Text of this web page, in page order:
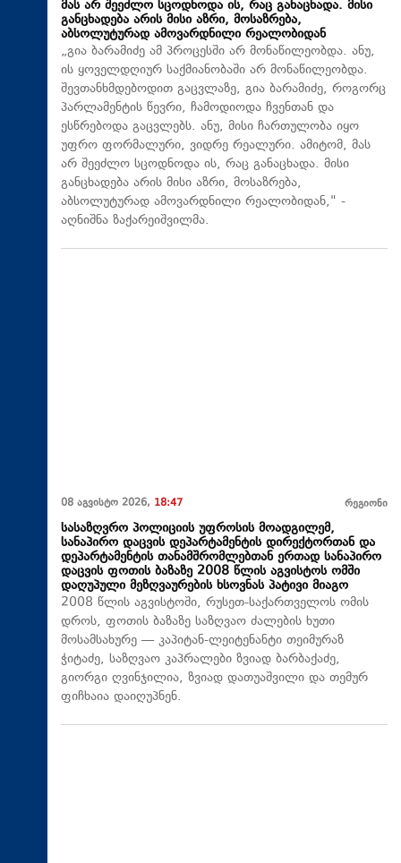
მას არ შეეძლო სცოდნოდა ის, რაც განაცხადა. მისი
განცხადება არის მისი აზრი, მოსაზრება,
აბსოლუტურად ამოვარდნილი რეალობიდან
„გია ბარამიძე ამ პროცესში არ მონაწილეობდა. ანუ,
ის ყოველდღიურ საქმიანობაში არ მონაწილეობდა.
შევთანხმდებოდით გაცვლაზე, გია ბარამიძე, როგორც
პარლამენტის წევრი, ჩამოდიოდა ჩვენთან და
ესწრებოდა გაცვლებს. ანუ, მისი ჩართულობა იყო
უფრო ფორმალური, ვიდრე რეალური. ამიტომ, მას
არ შეეძლო სცოდნოდა ის, რაც განაცხადა. მისი
განცხადება არის მისი აზრი, მოსაზრება,
აბსოლუტურად ამოვარდნილი რეალობიდან," -
აღნიშნა ზაქარეიშვილმა.
08 აგვისტო 2026, 18:47 რეგიონი
სასაზღვრო პოლიციის უფროსის მოადგილემ,
სანაპირო დაცვის დეპარტამენტის დირექტორთან და
დეპარტამენტის თანამშრომლებთან ერთად სანაპირო
დაცვის ფოთის ბაზაზე 2008 წლის აგვისტოს ომში
დაღუპული მეზღვაურების ხსოვნას პატივი მიაგო
2008 წლის აგვისტოში, რუსეთ-საქართველოს ომის
დროს, ფოთის ბაზაზე საზღვაო ძალების ხუთი
მოსამსახურე — კაპიტან-ლეიტენანტი თეიმურაზ
ჭიტაძე, საზღვაო კაპრალები ზვიად ბარბაქაძე,
გიორგი ღვინჯილია, ზვიად დათუაშვილი და თემურ
ფიჩხაია დაიღუპნენ.